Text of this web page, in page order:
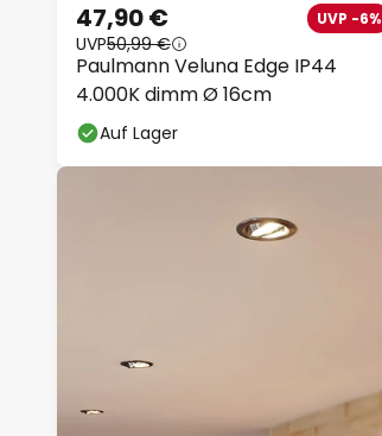
Paulmann Veluna Edge IP44
4.000K dimm Ø 16cm
47,90 € UVP -6%
UVP50,99 €
Auf Lager